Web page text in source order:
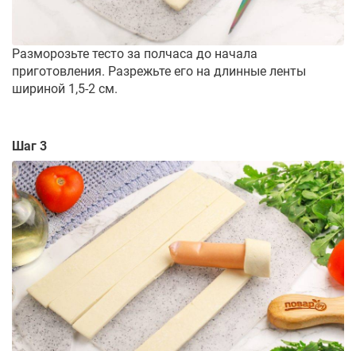
Разморозьте тесто за полчаса до начала
приготовления. Разрежьте его на длинные ленты
шириной 1,5-2 см.
Шаг 3